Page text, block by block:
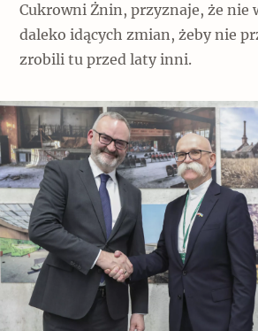
Cukrowni Żnin, przyznaje, że nie
daleko idących zmian, żeby nie
zrobili tu przed laty inni.